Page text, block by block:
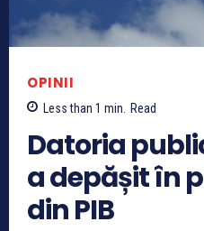
OPINII
Less than 1 min. Read
Datoria
a depășit în
din PIB